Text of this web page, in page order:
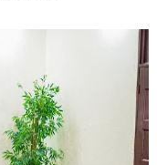
cultural para
cultural para
permite a familia de